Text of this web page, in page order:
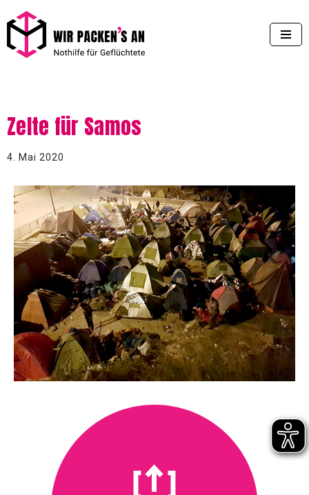
Zum
Inhalt
Zelte für Samos
4. Mai 2020